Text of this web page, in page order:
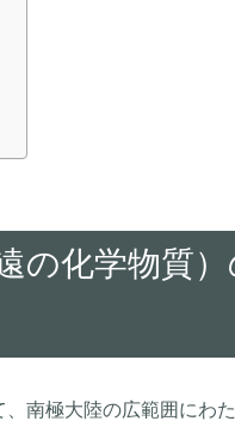
の化学物質
、南極大陸の広範囲にわ